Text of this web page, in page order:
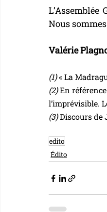
Nous
Valérie
(1) « La
(2) En référence
l’imprévisible.
(3) Discours de
edito
Édito